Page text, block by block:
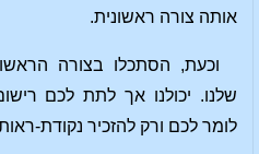
אותה צורה ראשונית.
וכעת, הסתכלו בצורה
שלנו. יכולנו אך לתת לכם
לומר לכם ורק להזכיר נקודת-